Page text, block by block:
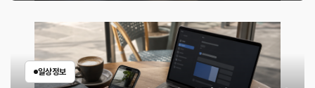
일상정보